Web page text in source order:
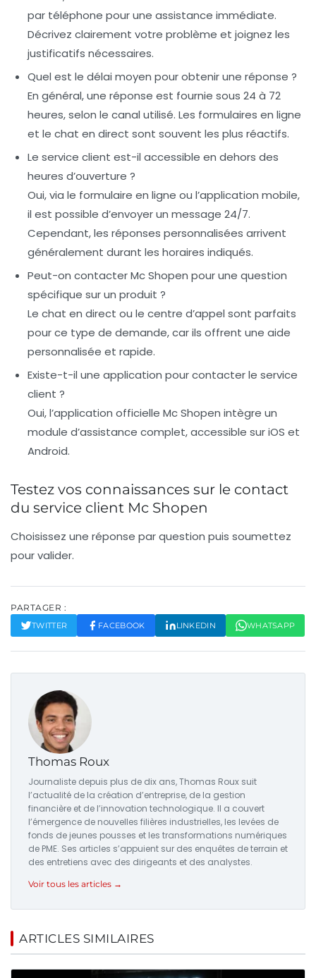
par téléphone pour une assistance immédiate.
Décrivez clairement votre problème et joignez les
justificatifs nécessaires.
Quel est le délai moyen pour obtenir une réponse ?
En général, une réponse est fournie sous 24 à 72
heures, selon le canal utilisé. Les formulaires en ligne
et le chat en direct sont souvent les plus réactifs.
Le service client est-il accessible en dehors des
heures d’ouverture ?
Oui, via le formulaire en ligne ou l’application mobile,
il est possible d’envoyer un message 24/7.
Cependant, les réponses personnalisées arrivent
généralement durant les horaires indiqués.
Peut-on contacter Mc Shopen pour une question
spécifique sur un produit ?
Le chat en direct ou le centre d’appel sont parfaits
pour ce type de demande, car ils offrent une aide
personnalisée et rapide.
Existe-t-il une application pour contacter le service
client ?
Oui, l’application officielle Mc Shopen intègre un
module d’assistance complet, accessible sur iOS et
Android.
Testez vos connaissances sur le contact
du service client Mc Shopen
Choisissez une réponse par question puis soumettez
pour valider.
PARTAGER :
TWITTER FACEBOOK LINKEDIN WHATSAPP
Thomas Roux
Journaliste depuis plus de dix ans, Thomas Roux suit
l’actualité de la création d’entreprise, de la gestion
financière et de l’innovation technologique. Il a couvert
l’émergence de nouvelles filières industrielles, les levées de
fonds de jeunes pousses et les transformations numériques
de PME. Ses articles s’appuient sur des enquêtes de terrain et
des entretiens avec des dirigeants et des analystes.
Voir tous les articles →
ARTICLES SIMILAIRES